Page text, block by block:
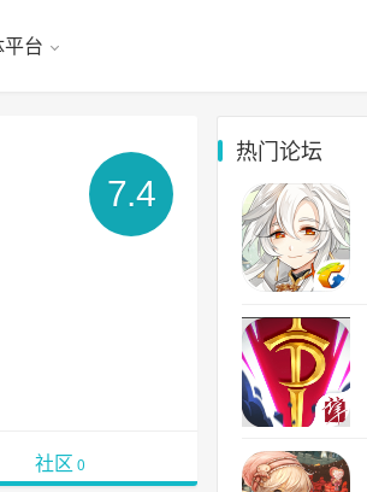
台
7.4
社区 0
热门论坛